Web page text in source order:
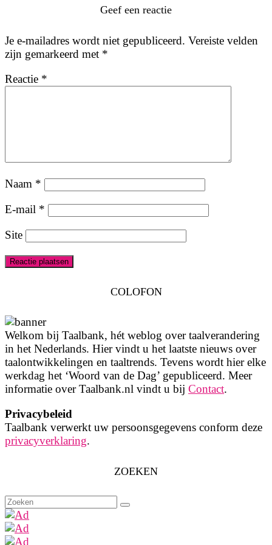
Geef een reactie
Je e-mailadres wordt niet gepubliceerd. Vereiste velden
zijn gemarkeerd met *
Reactie *
Naam *
E-mail *
Site
COLOFON
Welkom bij Taalbank, hét weblog over taalverandering
in het Nederlands. Hier vindt u het laatste nieuws over
taalontwikkelingen en taaltrends. Tevens wordt hier elke
werkdag het ‘Woord van de Dag’ gepubliceerd. Meer
informatie over Taalbank.nl vindt u bij Contact.
Privacybeleid
Taalbank verwerkt uw persoonsgegevens conform deze
privacyverklaring.
ZOEKEN
Zoeken
naar: